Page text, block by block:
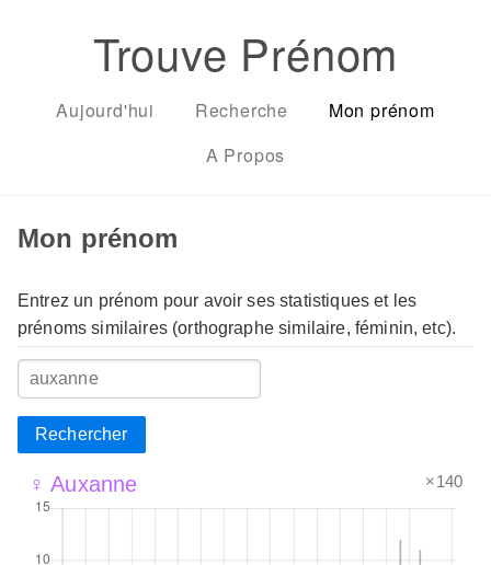
Trouve Prénom
Aujourd'hui Recherche
Mon prénom
A Propos
Mon prénom
Entrez un prénom pour avoir ses statistiques et les
prénoms similaires (orthographe similaire, féminin, etc).
Rechercher
♀ Auxanne ×140